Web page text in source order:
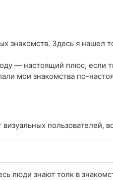
знакомств. Здесь я нашел
— настоящий плюс, если
мои знакомства по-
пользователей,
люди знают толк в